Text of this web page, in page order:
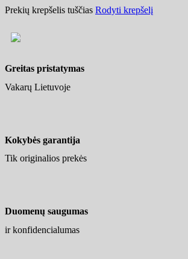
Prekių krepšelis tuščias Rodyti krepšelį
Greitas pristatymas
Vakarų Lietuvoje
Kokybės garantija
Tik originalios prekės
Duomenų saugumas
ir konfidencialumas